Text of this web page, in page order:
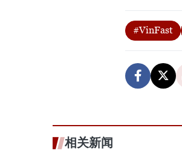
#VinFast
相关新闻